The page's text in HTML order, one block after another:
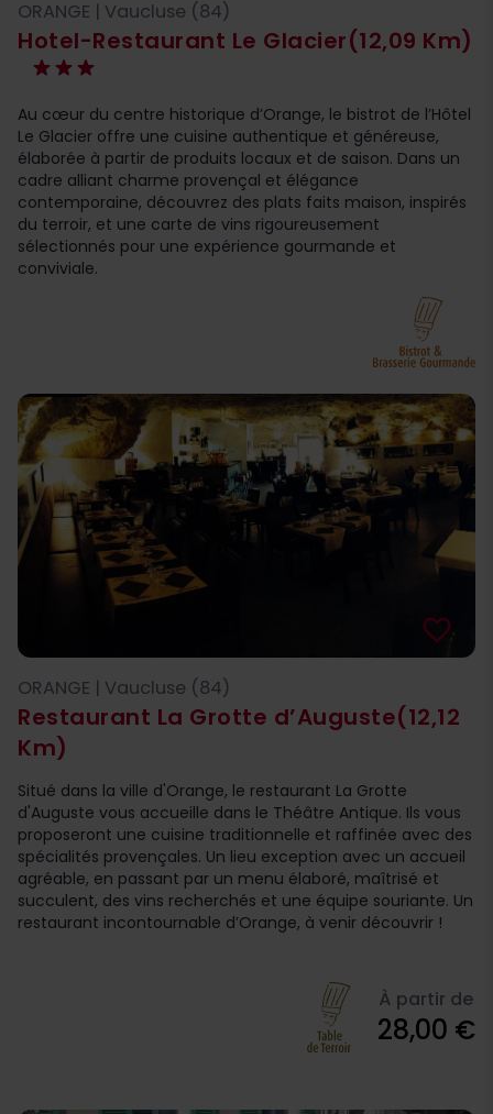
Hotel-Restaurant Le Glacier(12,09 Km)
ORANGE | Vaucluse (84)
Au cœur du centre historique d’Orange, le bistrot de l’Hôtel
Le Glacier offre une cuisine authentique et généreuse,
élaborée à partir de produits locaux et de saison. Dans un
cadre alliant charme provençal et élégance
contemporaine, découvrez des plats faits maison, inspirés
du terroir, et une carte de vins rigoureusement
sélectionnés pour une expérience gourmande et
conviviale.
Restaurant La Grotte d’Auguste(12,12
Km)
favorite_border
ORANGE | Vaucluse (84)
Situé dans la ville d'Orange, le restaurant La Grotte
d'Auguste vous accueille dans le Théâtre Antique. Ils vous
proposeront une cuisine traditionnelle et raffinée avec des
spécialités provençales. Un lieu exception avec un accueil
agréable, en passant par un menu élaboré, maîtrisé et
succulent, des vins recherchés et une équipe souriante. Un
restaurant incontournable d’Orange, à venir découvrir !
À partir de
28,00 €